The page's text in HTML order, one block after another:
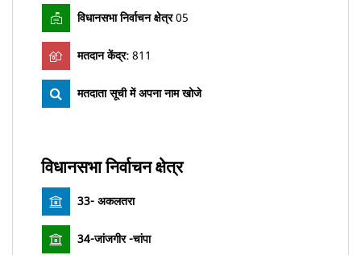
विधानसभा निर्वाचन क्षेत्र05
मतदान केंद्र:811
मतदाता सूची में अपना नाम खोजे
विधानसभा निर्वाचन क्षेत्र
33- अकलतरा
34-जांजगीर -चांपा